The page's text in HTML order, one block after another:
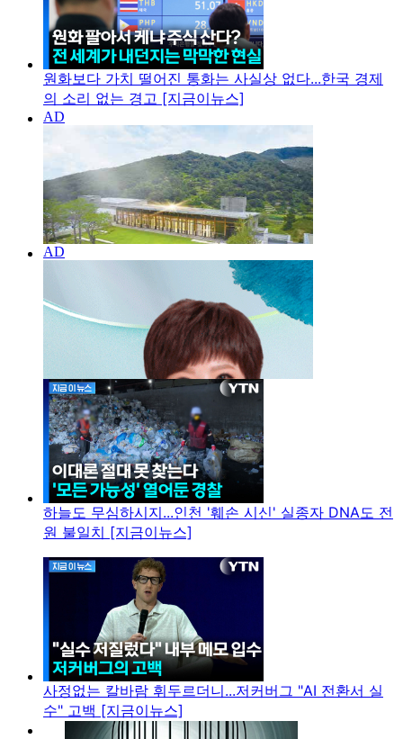
원화보다 가치 떨어진 통화는 사실상 없다...한국 경제
의 소리 없는 경고 [지금이뉴스]
하늘도 무심하시지...인천 '훼손 시신' 실종자 DNA도 전
원 불일치 [지금이뉴스]
사정없는 칼바람 휘두르더니...저커버그 "AI 전환서 실
수" 고백 [지금이뉴스]